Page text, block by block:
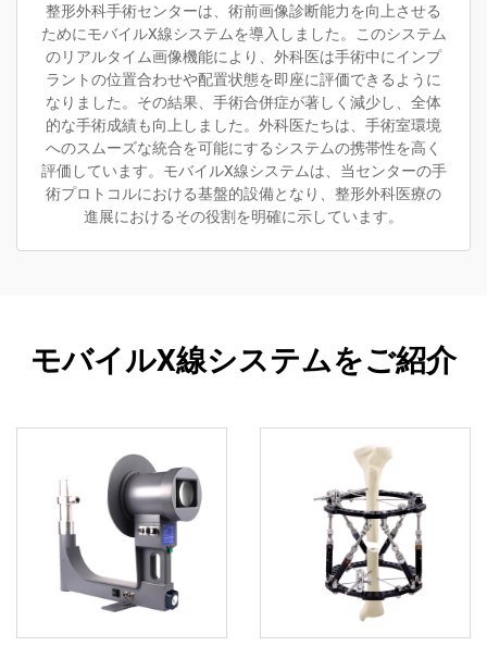
整形外科手術センターは、術前画像診断能力を向上させる
ためにモバイルX線システムを導入しました。このシステム
のリアルタイム画像機能により、外科医は手術中にインプ
ラントの位置合わせや配置状態を即座に評価できるように
なりました。その結果、手術合併症が著しく減少し、全体
的な手術成績も向上しました。外科医たちは、手術室環境
へのスムーズな統合を可能にするシステムの携帯性を高く
評価しています。モバイルX線システムは、当センターの手
術プロトコルにおける基盤的設備となり、整形外科医療の
進展におけるその役割を明確に示しています。
モバイルX線システムをご紹介